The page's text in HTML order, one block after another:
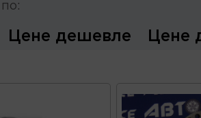
Цене дешевле Цене